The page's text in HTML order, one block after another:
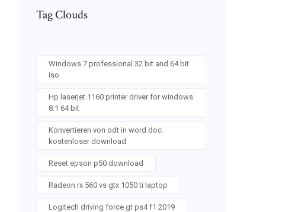
Tag Clouds
Windows 7 professional 32 bit and 64 bit
iso
Hp laserjet 1160 printer driver for windows
8.1 64 bit
Konvertieren von odt in word doc
kostenloser download
Reset epson p50 download
Radeon rx 560 vs gtx 1050 ti laptop
Logitech driving force gt ps4 f1 2019